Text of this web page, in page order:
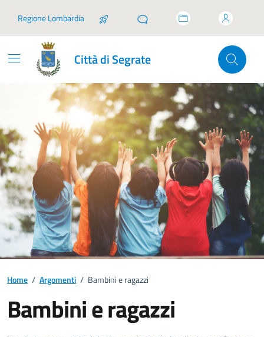
Regione Lombardia
Città di Segrate
Home / Argomenti / Bambini e ragazzi
Bambini e ragazzi